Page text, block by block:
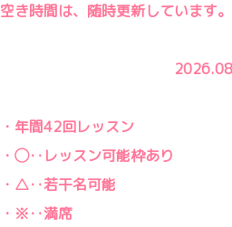
空き時間は、随時更新しています。
2026.08
・年間42回レッ
・◯‥レッスン可能枠あり
・△‥若干名可能
・※‥満席